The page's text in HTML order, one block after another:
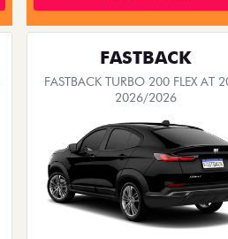
FASTBACK
FASTBACK TURBO 200 FLEX AT
2026/2026